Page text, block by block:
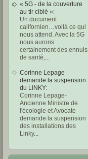
« 5G - de la couverture
au tir ciblé »:
Un document
californien…voilà ce qui
nous attend. Avec la 5G
nous aurons
certainement des ennuis
de santé,...
Corinne Lepage
demande la suspension
du LINKY:
Corinne Lepage-
Ancienne Ministre de
l'écologie et Avocate -
demande la suspension
des installations des
Linky...